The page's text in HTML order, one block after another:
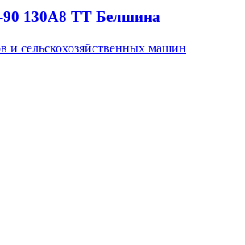
130А8 TT Белшина
и сельскохозяйственных машин